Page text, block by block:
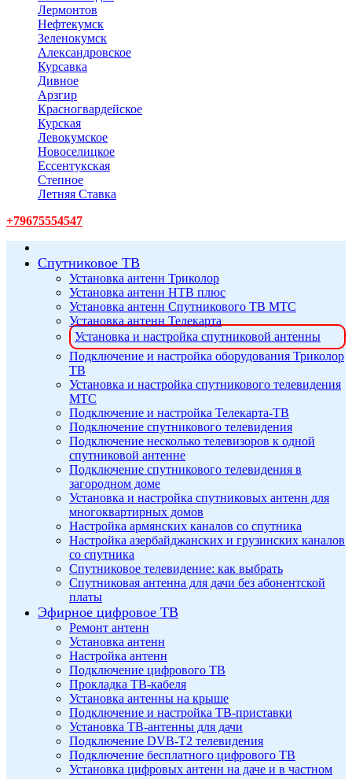
Лермонтов
Нефтекумск
Зеленокумск
Александровское
Курсавка
Дивное
Арзгир
Красногвардейское
Курская
Левокумское
Новоселицкое
Ессентукская
Степное
Летняя Ставка
+79675554547
Спутниковое ТВ
Установка антенн Триколор
Установка антенн НТВ плюс
Установка антенн Спутникового ТВ МТС
Установка антенн Телекарта
Установка и настройка спутниковой антенны
Подключение и настройка оборудования Триколор
ТВ
Установка и настройка спутникового телевидения
МТС
Подключение и настройка Телекарта-ТВ
Подключение спутникового телевидения
Подключение несколько телевизоров к одной
спутниковой антенне
Подключение спутникового телевидения в
загородном доме
Установка и настройка спутниковых антенн для
многоквартирных домов
Настройка армянских каналов со спутника
Настройка азербайджанских и грузинских каналов
со спутника
Спутниковое телевидение: как выбрать
Спутниковая антенна для дачи без абонентской
платы
Эфирное цифровое ТВ
Ремонт антенн
Установка антенн
Настройка антенн
Подключение цифрового ТВ
Прокладка ТВ-кабеля
Установка антенны на крыше
Подключение и настройка ТВ-приставки
Установка ТВ-антенны для дачи
Подключение DVB-T2 телевидения
Подключение бесплатного цифрового ТВ
Установка цифровых антенн на даче и в частном